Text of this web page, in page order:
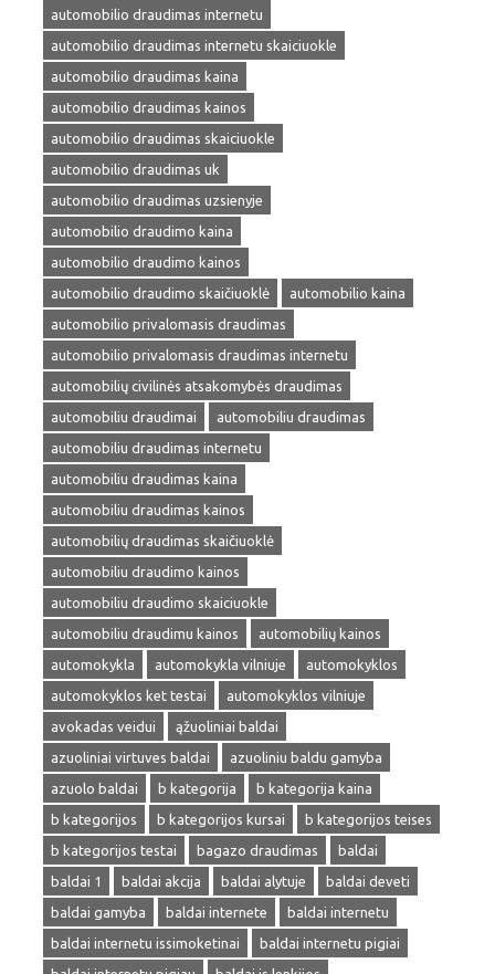
automobilio draudimas internetu
automobilio draudimas internetu skaiciuokle
automobilio draudimas kaina
automobilio draudimas kainos
automobilio draudimas skaiciuokle
automobilio draudimas uk
automobilio draudimas uzsienyje
automobilio draudimo kaina
automobilio draudimo kainos
automobilio draudimo skaičiuoklė
automobilio kaina
automobilio privalomasis draudimas
automobilio privalomasis draudimas internetu
automobilių civilinės atsakomybės draudimas
automobiliu draudimai
automobiliu draudimas
automobiliu draudimas internetu
automobiliu draudimas kaina
automobiliu draudimas kainos
automobilių draudimas skaičiuoklė
automobiliu draudimo kainos
automobiliu draudimo skaiciuokle
automobiliu draudimu kainos
automobilių kainos
automokykla
automokykla vilniuje
automokyklos
automokyklos ket testai
automokyklos vilniuje
avokadas veidui
ąžuoliniai baldai
azuoliniai virtuves baldai
azuoliniu baldu gamyba
azuolo baldai
b kategorija
b kategorija kaina
b kategorijos
b kategorijos kursai
b kategorijos teises
b kategorijos testai
bagazo draudimas
baldai
baldai 1
baldai akcija baldai alytuje
baldai deveti
baldai gamyba
baldai internete
baldai internetu
baldai internetu issimoketinai
baldai internetu pigiai